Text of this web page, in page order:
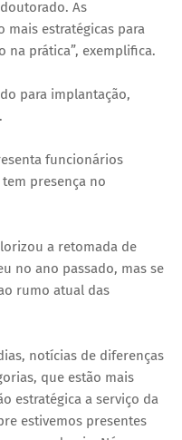
As
mais estratégicas para
na prática”, exemplifica.
para implantação,
funcionários
presença no
a retomada de
no ano passado, mas se
rumo atual das
notícias de diferenças
que estão mais
estratégica a serviço da
estivemos presentes